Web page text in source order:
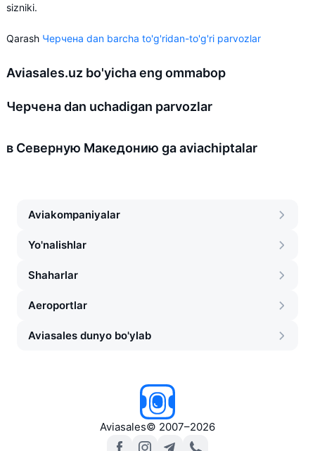
sizniki.
Qarash Черчена dan barcha to'g'ridan-to'g'ri parvozlar
Aviasales.uz bo'yicha eng ommabop
Черчена dan uchadigan parvozlar
в Северную Македонию ga aviachiptalar
Aviakompaniyalar
Yo'nalishlar
Shaharlar
Aeroportlar
Aviasales dunyo bo'ylab
Aviasales© 2007–2026